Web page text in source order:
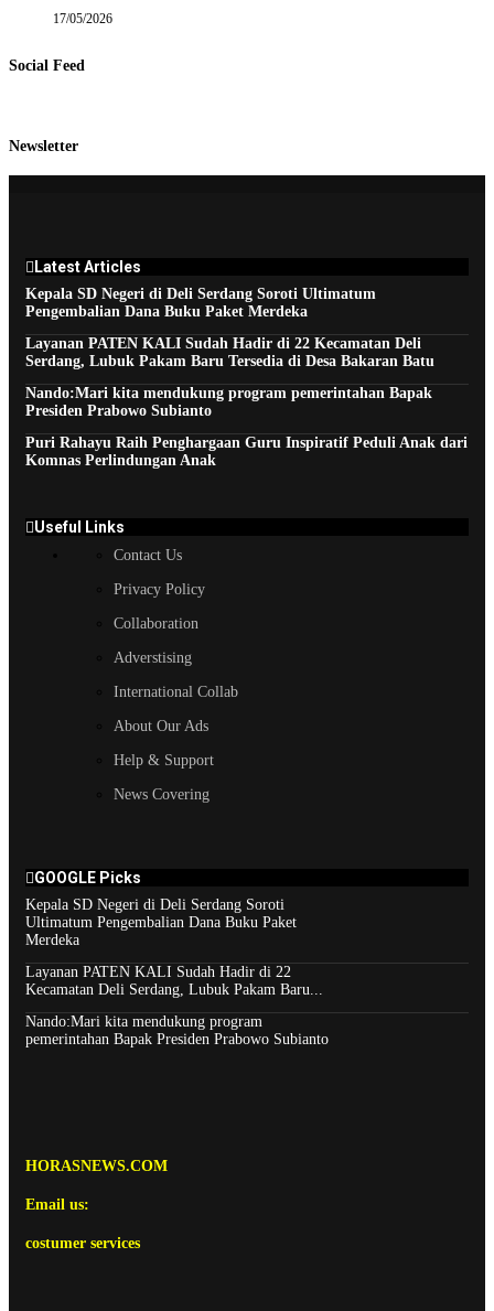
17/05/2026
Social Feed
Newsletter
Latest Articles
Kepala SD Negeri di Deli Serdang Soroti Ultimatum
Pengembalian Dana Buku Paket Merdeka
Layanan PATEN KALI Sudah Hadir di 22 Kecamatan Deli
Serdang, Lubuk Pakam Baru Tersedia di Desa Bakaran Batu
Nando:Mari kita mendukung program pemerintahan Bapak
Presiden Prabowo Subianto
Puri Rahayu Raih Penghargaan Guru Inspiratif Peduli Anak dari
Komnas Perlindungan Anak
Useful Links
Contact Us
Privacy Policy
Collaboration
Adverstising
International Collab
About Our Ads
Help & Support
News Covering
GOOGLE Picks
Kepala SD Negeri di Deli Serdang Soroti
Ultimatum Pengembalian Dana Buku Paket
Merdeka
Layanan PATEN KALI Sudah Hadir di 22
Kecamatan Deli Serdang, Lubuk Pakam Baru...
Nando:Mari kita mendukung program
pemerintahan Bapak Presiden Prabowo Subianto
HORASNEWS.COM
Email us:
costumer services